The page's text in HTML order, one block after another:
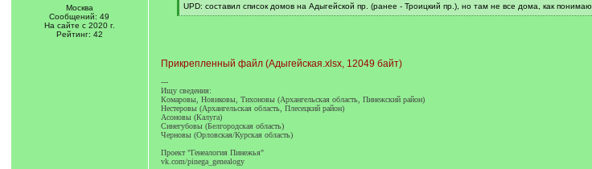
Москва
Сообщений: 49
На сайте с 2020 г.
Рейтинг: 42
[
q
UPD: составил список домов на Адыгейской пр. (ранее - Троицкий пр.), но там не все дома, как понимаю.
[
Прикрепленный файл (Адыгейская.xlsx, 12049 байт)
---
Ищу сведения:
Комаровы, Новиковы, Тихоновы (Архангельская область, Пинежский район)
Нестеровы (Архангельская область, Плесецкий район)
Асоновы (Калуга)
Синегубовы (Белгородская область)
Черновы (Орловская/Курская область)
Проект "Генеалогия Пинежья"
vk.com/pinega_genealogy